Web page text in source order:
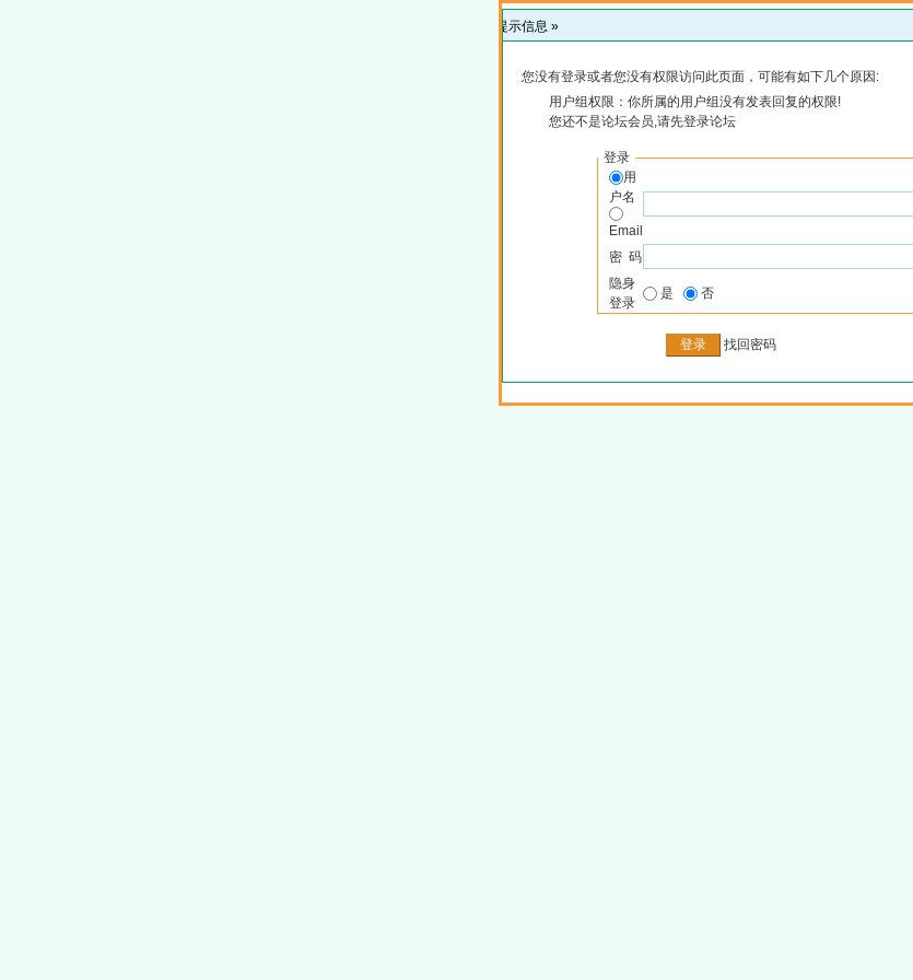
提示信息 »
您没有登录或者您没有权限访问此页面，可能有如下几个原因:
用户组权限：你所属的用户组没有发表回复的权限!
您还不是论坛会员,请先登录论坛
登录
用
户名
Email
密 码
隐身
登录
是 否
找回密码